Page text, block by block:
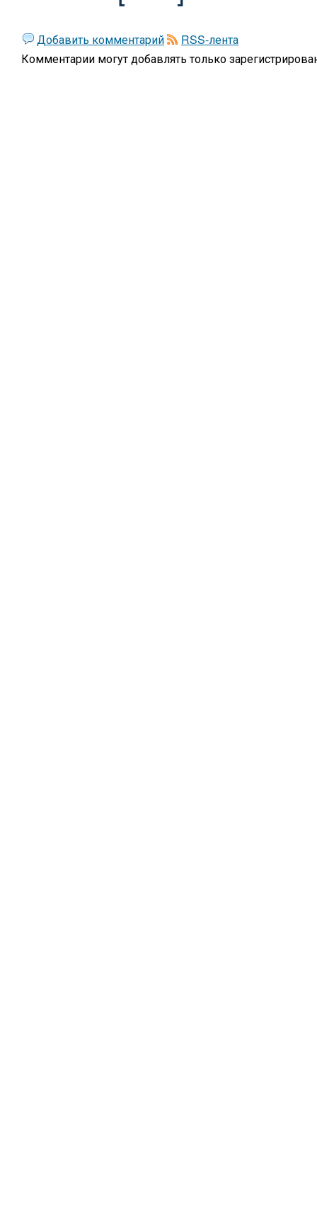
Добавить комментарий
RSS-лента
Комментарии могут добавлять только